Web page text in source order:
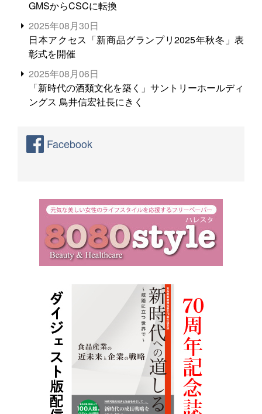
GMSからCSCに転換
2025年08月30日
日本アクセス「新商品グランプリ2025年秋冬」表
彰式を開催
2025年08月06日
「新時代の酒類文化を築く」サントリーホールディ
ングス 鳥井信宏社長にきく
Facebook